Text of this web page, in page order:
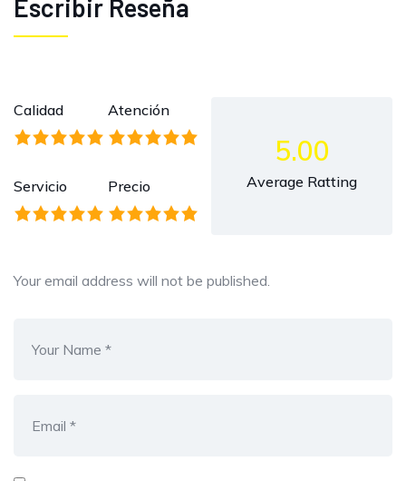
Escribir Reseña
Calidad Atención
Servicio Precio
5.00
Average Ratting
Your email address will not be published.